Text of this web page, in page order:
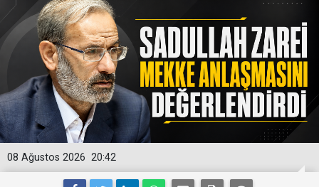
20:42
08 Ağustos 2026